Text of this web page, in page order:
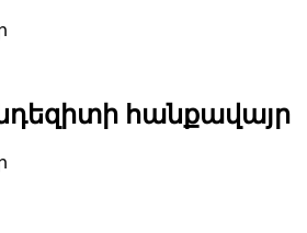
հանքավայր